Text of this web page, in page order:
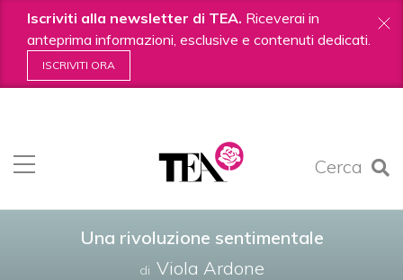
Iscriviti alla newsletter di TEA. Riceverai in
anteprima informazioni, esclusive e contenuti dedicati.
ISCRIVITI ORA
Cerca
contenuti.
|
Una rivoluzione sentimentale
di Viola Ardone